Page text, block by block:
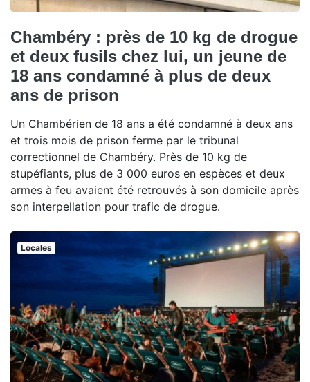
Chambéry : près de 10 kg de drogue
et deux fusils chez lui, un jeune de
18 ans condamné à plus de deux
ans de prison
Un Chambérien de 18 ans a été condamné à deux ans
et trois mois de prison ferme par le tribunal
correctionnel de Chambéry. Près de 10 kg de
stupéfiants, plus de 3 000 euros en espèces et deux
armes à feu avaient été retrouvés à son domicile après
son interpellation pour trafic de drogue.
Locales